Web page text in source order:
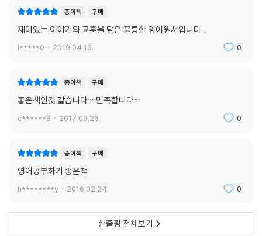
종이책 구매
재미있는 이야기와 교훈을 담은 훌륭한 영어원서입니다..
l*****0 2019.04.19. 0
종이책 구매
좋은책인것 같습니다~ 만족합니다~
c******8 2017.09.26. 0
종이책 구매
영어공부하기 좋은책
h********y 2016.02.24. 0
한줄평 전체보기